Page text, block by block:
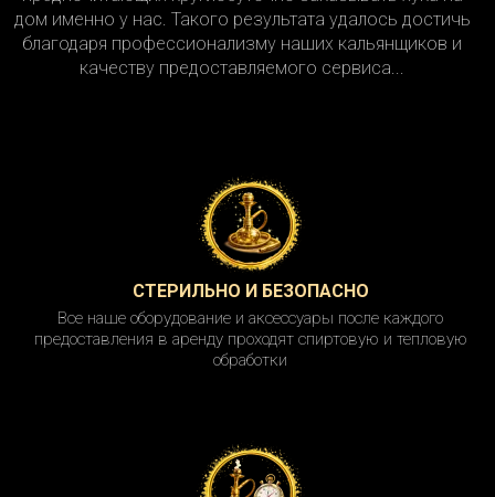
дом именно у нас. Такого результата удалось достичь
благодаря профессионализму наших кальянщиков и
качеству предоставляемого сервиса...
СТЕРИЛЬНО И БЕЗОПАСНО
Все наше оборудование и аксессуары после каждого
предоставления в аренду проходят спиртовую и тепловую
обработки